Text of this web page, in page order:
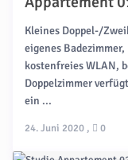
Kleines Doppel-/
eigenes
kostenfreies WLAN,
Doppelzimmer
ein ...
24. Juni 2020 , 0